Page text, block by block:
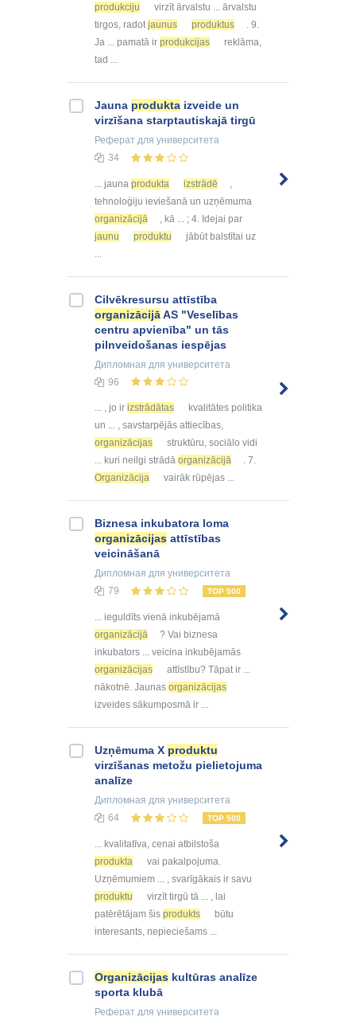
produkciju
virzīt ārvalstu ... ārvalstu
tirgos, radot jaunus produktus
. 9.
Ja ... pamatā ir produkcijas
reklāma,
tad ...
Jauna produkta izveide un
virzīšana starptautiskajā tirgū
Реферат для университета
34
... jauna produkta izstrādē
tehnoloģiju ieviešanā un uzņēmuma
organizācijā
, kā ... ; 4. Idejai par
jaunu
produktu
jābūt balstītai uz
Cilvēkresursu attīstība
organizācijāAS "Veselības
centru apvienība" un tās
pilnveidošanas iespējas
Дипломная для университета
96
... , jo ir izstrādātas
kvalitātes politika
un ... , savstarpējās attiecības,
organizācijas
struktūru, sociālo vidi
... kuri neilgi strādā organizācijā
. 7.
Organizācija
vairāk rūpējas ...
Biznesa inkubatora loma
organizācijas attīstības
veicināšanā
Дипломная для университета
79
TOP 500
... ieguldīts vienā inkubējamā
organizācijā
? Vai biznesa
inkubators ... veicina inkubējamās
organizācijas
attīstību? Tāpat ir ...
nākotnē. Jaunas organizācijas
izveides sākumposmā ir ...
Uzņēmuma X produktu
virzīšanas metožu pielietojuma
analīze
Дипломная для университета
64
TOP 500
... kvalitatīva, cenai atbilstoša
produkta
vai pakalpojuma.
Uzņēmumiem ... , svarīgākais ir savu
produktu
virzīt tirgū tā ... , lai
patērētājam šis produkts
būtu
interesants, nepieciešams ...
Organizācijas kultūras analīze
sporta klubā
Реферат для университета